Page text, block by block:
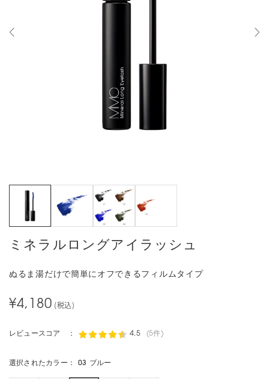
ミネラルロングアイラッシュ
ぬるま湯だけで簡単にオフできるフィルムタイプ
¥4,180 (税込)
選択されたカラー： 03 ブルー
レビュースコア ： 4.5 (5件)